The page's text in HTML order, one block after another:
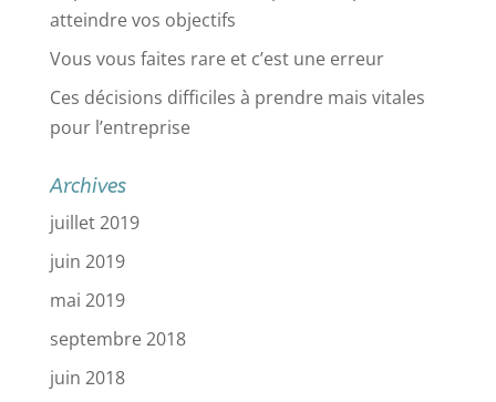
atteindre vos objectifs
Vous vous faites rare et c’est une erreur
Ces décisions difficiles à prendre mais vitales
pour l’entreprise
Archives
juillet 2019
juin 2019
mai 2019
septembre 2018
juin 2018